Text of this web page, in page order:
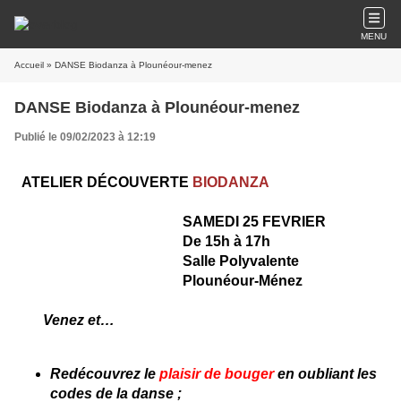
MENU
Accueil » DANSE Biodanza à Plounéour-menez
DANSE Biodanza à Plounéour-menez
Publié le 09/02/2023 à 12:19
ATELIER DÉCOUVERTE BIODANZA
SAMEDI 25 FEVRIER
De 15h à 17h
Salle Polyvalente
Plounéour-Ménez
Venez et…
Redécouvrez le plaisir de bougeren oubliant les
codes de la danse ;